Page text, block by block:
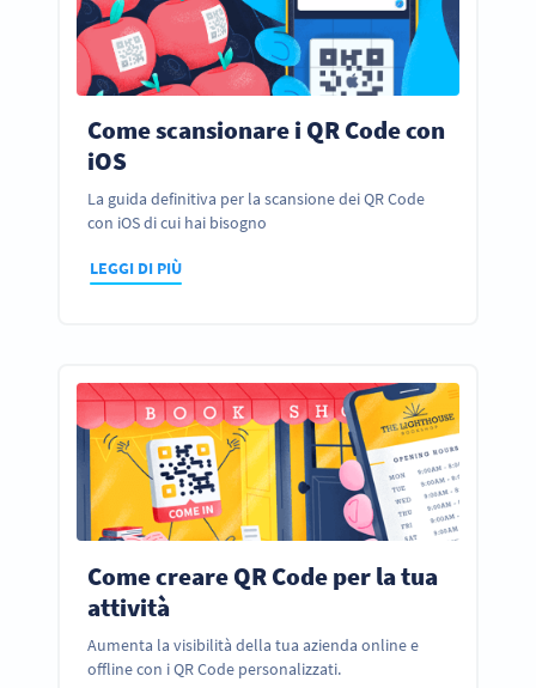
Come scansionare i QR Code con
iOS
La guida definitiva per la scansione dei QR Code
con iOS di cui hai bisogno
LEGGI DI PIÙ
Come creare QR Code per la tua
attività
Aumenta la visibilità della tua azienda online e
offline con i QR Code personalizzati.